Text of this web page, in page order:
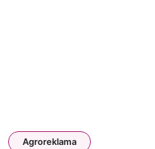
Agroreklama